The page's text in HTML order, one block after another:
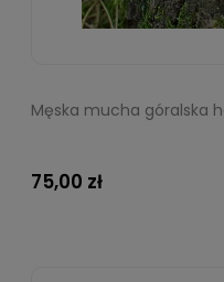
Męska mucha góralska
75,00 zł